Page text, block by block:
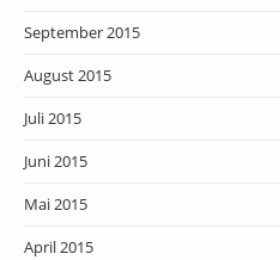
September 2015
August 2015
Juli 2015
Juni 2015
Mai 2015
April 2015